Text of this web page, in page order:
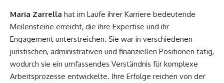
Maria Zarrella hat im Laufe ihrer Karriere bedeutende
Meilensteine erreicht, die ihre Expertise und ihr
Engagement unterstreichen. Sie war in verschiedenen
juristischen, administrativen und finanziellen Positionen tätig,
wodurch sie ein umfassendes Verständnis für komplexe
Arbeitsprozesse entwickelte. Ihre Erfolge reichen von der